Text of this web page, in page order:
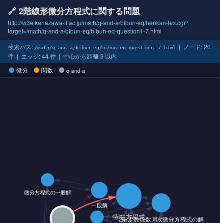
🔗 2階線形微分方程式に関する問題
http://w3e.kanazawa-it.ac.jp/math/q-and-a/bibun-eq/henkan-tex.cgi?
target=/math/q-and-a/bibun-eq/bibun-eq-question1-7.html
検索パス: /math/q-and-a/bibun-eq/bibun-eq-question1-7.html
| ノード: 20
件 | エッジ: 44 件 | 中心から距離 3 以内
微分 関数 q-and-a